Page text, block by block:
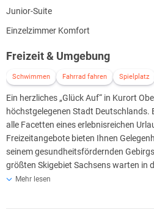
Junior-Suite
Einzelzimmer Komfort
Freizeit & Umgebung
Schwimmen Fahrrad fahren Spielplatz
Ein herzliches „Glück Auf“ in Kurort
höchstgelegenen Stadt Deutschlands.
alle Facetten eines erlebnisreichen
Freizeitangebote bieten Ihnen
seinem gesundheitsfördernden
größten Skigebiet Sachsens warten in
qualifizierte Abfahrtspisten, über 30
Mehr lesen